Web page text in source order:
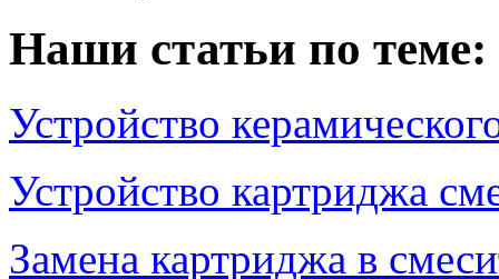
Наши статьи по теме:
Устройство
Устройство картриджа
Замена картриджа в